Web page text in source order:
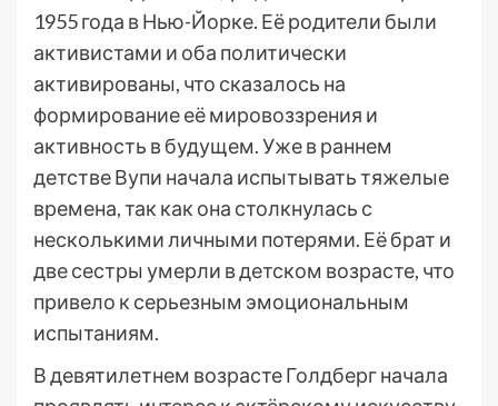
1955 года в Нью-Йорке. Её родители были
активистами и оба политически
активированы, что сказалось на
формирование её мировоззрения и
активность в будущем. Уже в раннем
детстве Вупи начала испытывать тяжелые
времена, так как она столкнулась с
несколькими личными потерями. Её брат и
две сестры умерли в детском возрасте, что
привело к серьезным эмоциональным
испытаниям.
В девятилетнем возрасте Голдберг начала